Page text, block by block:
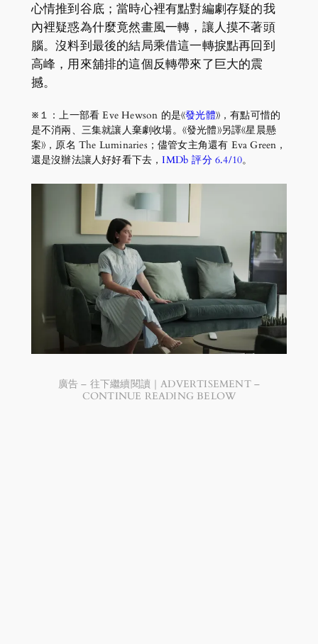
心情推到谷底；當時心裡有點對編劇存疑的我
內裡疑惑為什麼竟然畫風一轉，讓人摸不著頭
腦。沒料到最後的結局乘借這一轉捩點再回到
高峰，用來舖排的這個反轉帶來了巨大的震
撼。
※１：上一部看 Eve Hewson 的是《發光體》，有點可惜的
是不消兩、三集就讓人棄劇收場。《發光體》另譯《星晨懸
案》，原名 The Luminaries；儘管女主角還有 Eva Green，
還是沒辦法讓人好好看下去，IMDb 評分 6.4/10。
廣告 – 往下繼續閱讀｜ADVERTISEMENT –
CONTINUE READING BELOW